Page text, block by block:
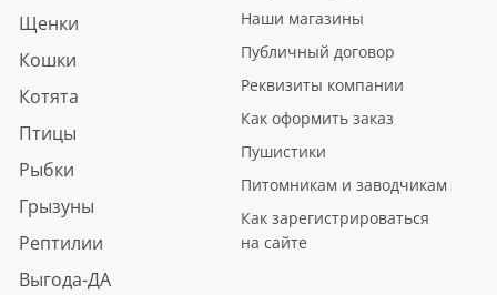
Щенки
Кошки
Котята
Птицы
Рыбки
Грызуны
Рептилии
Выгода-ДА
Наши магазины
Публичный договор
Реквизиты компании
Как оформить заказ
Пушистики
Питомникам и заводчикам
Как зарегистрироваться
на сайте